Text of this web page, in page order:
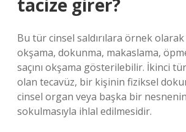
tacize girer?
Bu tür cinsel saldırılara örnek olarak
okşama, dokunma, makaslama,
saçını okşama gösterilebilir. İkinci tür
olan tecavüz, bir kişinin fiziksel
cinsel organ veya başka bir
sokulmasıyla ihlal edilmesidir.